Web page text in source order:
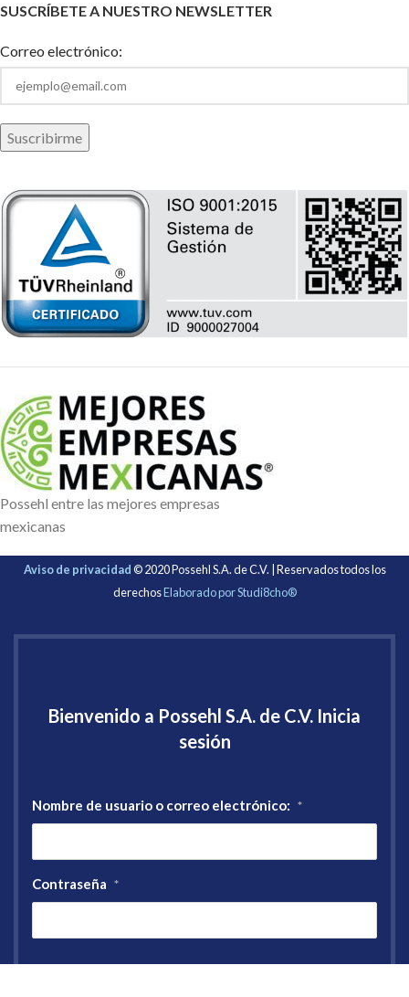
SUSCRÍBETE A NUESTRO NEWSLETTER
Correo electrónico:
Possehl entre las mejores empresas
mexicanas
Aviso de privacidad© 2020 Possehl S.A. de C.V. | Reservados todos los
derechosElaborado por Studi8cho®
Bienvenido a Possehl S.A. de C.V. Inicia
sesión
Nombre de usuario o correo electrónico: *
Contraseña *